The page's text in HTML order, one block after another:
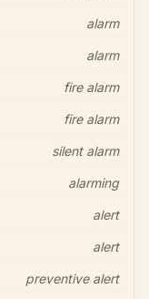
alarm
alarm
fire alarm
fire alarm
silent alarm
alarming
alert
alert
preventive alert